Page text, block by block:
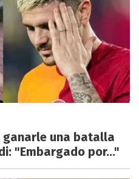
ganarle una batalla
"Embargado por..."